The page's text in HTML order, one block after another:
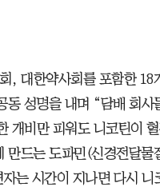
, 대한약사회를 포함한 18
동 성명을 내며 “담배 회사
개비만 피워도 니코틴이
만드는 도파민(신경전달물
는 시간이 지나면 다시 니